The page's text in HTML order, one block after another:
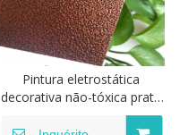
Pintura eletrostática
decorativa não-tóxica prata
preto martelo tom